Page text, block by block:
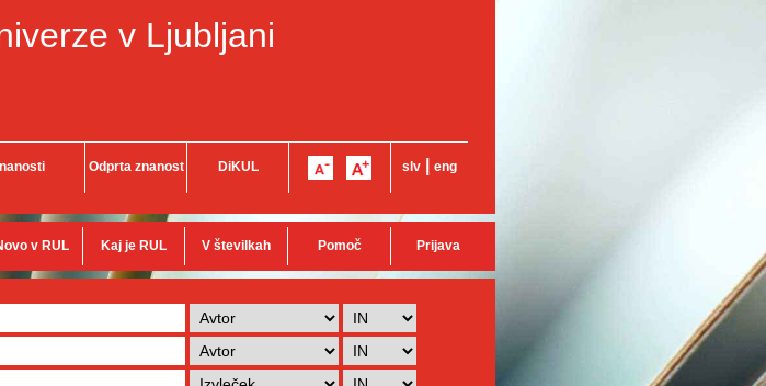
v Ljubljani
Odprta znanost DiKUL slv eng
v RUL Kaj je RUL V številkah Pomoč Prijava